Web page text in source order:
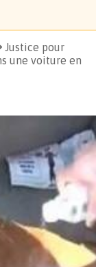
Justice pour
une voiture en